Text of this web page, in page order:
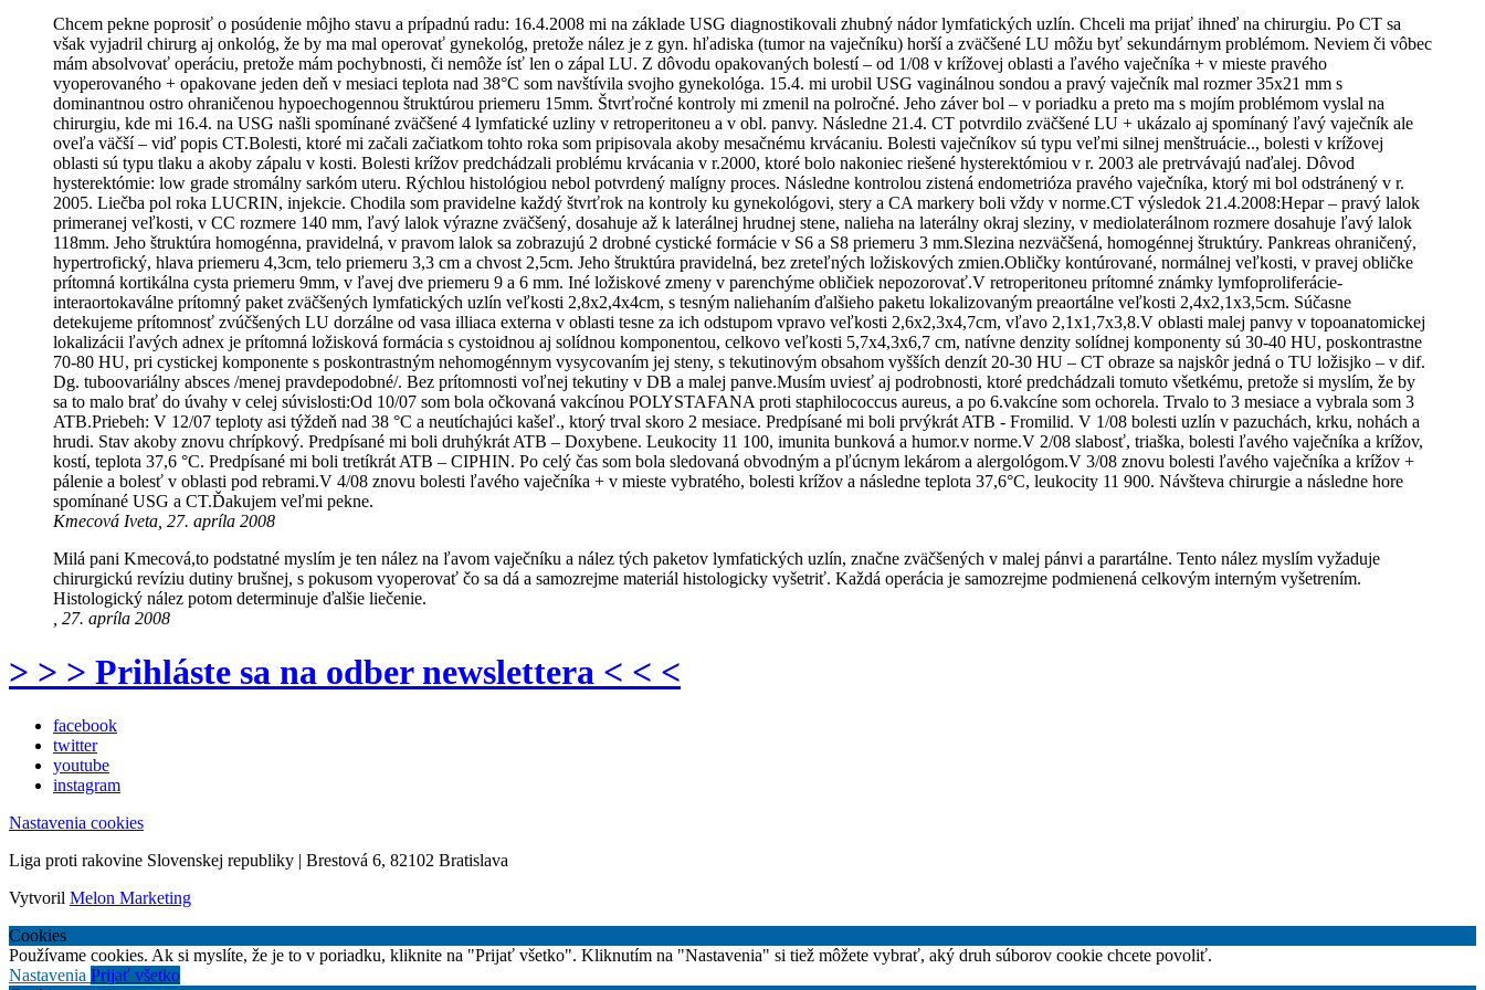
Chcem pekne poprosiť o posúdenie môjho stavu a prípadnú radu: 16.4.2008 mi na základe USG diagnostikovali zhubný nádor lymfatických uzlín. Chceli ma prijať ihneď na chirurgiu. Po CT sa
však vyjadril chirurg aj onkológ, že by ma mal operovať gynekológ, pretože nález je z gyn. hľadiska (tumor na vaječníku) horší a zväčšené LU môžu byť sekundárnym problémom. Neviem či vôbec
mám absolvovať operáciu, pretože mám pochybnosti, či nemôže ísť len o zápal LU. Z dôvodu opakovaných bolestí – od 1/08 v krížovej oblasti a ľavého vaječníka + v mieste pravého
vyoperovaného + opakovane jeden deň v mesiaci teplota nad 38°C som navštívila svojho gynekológa. 15.4. mi urobil USG vaginálnou sondou a pravý vaječník mal rozmer 35x21 mm s
dominantnou ostro ohraničenou hypoechogennou štruktúrou priemeru 15mm. Štvrťročné kontroly mi zmenil na polročné. Jeho záver bol – v poriadku a preto ma s mojím problémom vyslal na
chirurgiu, kde mi 16.4. na USG našli spomínané zväčšené 4 lymfatické uzliny v retroperitoneu a v obl. panvy. Následne 21.4. CT potvrdilo zväčšené LU + ukázalo aj spomínaný ľavý vaječník ale
oveľa väčší – viď popis CT.Bolesti, ktoré mi začali začiatkom tohto roka som pripisovala akoby mesačnému krvácaniu. Bolesti vaječníkov sú typu veľmi silnej menštruácie.., bolesti v krížovej
oblasti sú typu tlaku a akoby zápalu v kosti. Bolesti krížov predchádzali problému krvácania v r.2000, ktoré bolo nakoniec riešené hysterektómiou v r. 2003 ale pretrvávajú naďalej. Dôvod
hysterektómie: low grade stromálny sarkóm uteru. Rýchlou histológiou nebol potvrdený malígny proces. Následne kontrolou zistená endometrióza pravého vaječníka, ktorý mi bol odstránený v r.
2005. Liečba pol roka LUCRIN, injekcie. Chodila som pravidelne každý štvrťrok na kontroly ku gynekológovi, stery a CA markery boli vždy v norme.CT výsledok 21.4.2008:Hepar – pravý lalok
primeranej veľkosti, v CC rozmere 140 mm, ľavý lalok výrazne zväčšený, dosahuje až k laterálnej hrudnej stene, nalieha na laterálny okraj sleziny, v mediolaterálnom rozmere dosahuje ľavý lalok
118mm. Jeho štruktúra homogénna, pravidelná, v pravom lalok sa zobrazujú 2 drobné cystické formácie v S6 a S8 priemeru 3 mm.Slezina nezväčšená, homogénnej štruktúry. Pankreas ohraničený,
hypertrofický, hlava priemeru 4,3cm, telo priemeru 3,3 cm a chvost 2,5cm. Jeho štruktúra pravidelná, bez zreteľných ložiskových zmien.Obličky kontúrované, normálnej veľkosti, v pravej obličke
prítomná kortikálna cysta priemeru 9mm, v ľavej dve priemeru 9 a 6 mm. Iné ložiskové zmeny v parenchýme obličiek nepozorovať.V retroperitoneu prítomné známky lymfoproliferácie-
interaortokaválne prítomný paket zväčšených lymfatických uzlín veľkosti 2,8x2,4x4cm, s tesným naliehaním ďalšieho paketu lokalizovaným preaortálne veľkosti 2,4x2,1x3,5cm. Súčasne
detekujeme prítomnosť zvúčšených LU dorzálne od vasa illiaca externa v oblasti tesne za ich odstupom vpravo veľkosti 2,6x2,3x4,7cm, vľavo 2,1x1,7x3,8.V oblasti malej panvy v topoanatomickej
lokalizácii ľavých adnex je prítomná ložisková formácia s cystoidnou aj solídnou komponentou, celkovo veľkosti 5,7x4,3x6,7 cm, natívne denzity solídnej komponenty sú 30-40 HU, poskontrastne
70-80 HU, pri cystickej komponente s poskontrastným nehomogénnym vysycovaním jej steny, s tekutinovým obsahom vyšších denzít 20-30 HU – CT obraze sa najskôr jedná o TU ložisjko – v dif.
Dg. tuboovariálny absces /menej pravdepodobné/. Bez prítomnosti voľnej tekutiny v DB a malej panve.Musím uviesť aj podrobnosti, ktoré predchádzali tomuto všetkému, pretože si myslím, že by
sa to malo brať do úvahy v celej súvislosti:Od 10/07 som bola očkovaná vakcínou POLYSTAFANA proti staphilococcus aureus, a po 6.vakcíne som ochorela. Trvalo to 3 mesiace a vybrala som 3
ATB.Priebeh: V 12/07 teploty asi týždeň nad 38 °C a neutíchajúci kašeľ., ktorý trval skoro 2 mesiace. Predpísané mi boli prvýkrát ATB - Fromilid. V 1/08 bolesti uzlín v pazuchách, krku, nohách a
hrudi. Stav akoby znovu chrípkový. Predpísané mi boli druhýkrát ATB – Doxybene. Leukocity 11 100, imunita bunková a humor.v norme.V 2/08 slabosť, triaška, bolesti ľavého vaječníka a krížov,
kostí, teplota 37,6 °C. Predpísané mi boli tretíkrát ATB – CIPHIN. Po celý čas som bola sledovaná obvodným a pľúcnym lekárom a alergológom.V 3/08 znovu bolesti ľavého vaječníka a krížov +
pálenie a bolesť v oblasti pod rebrami.V 4/08 znovu bolesti ľavého vaječníka + v mieste vybratého, bolesti krížov a následne teplota 37,6°C, leukocity 11 900. Návšteva chirurgie a následne hore
spomínané USG a CT.Ďakujem veľmi pekne.
Kmecová Iveta, 27. apríla 2008
Milá pani Kmecová,to podstatné myslím je ten nález na ľavom vaječníku a nález tých paketov lymfatických uzlín, značne zväčšených v malej pánvi a parartálne. Tento nález myslím vyžaduje
chirurgickú revíziu dutiny brušnej, s pokusom vyoperovať čo sa dá a samozrejme materiál histologicky vyšetriť. Každá operácia je samozrejme podmienená celkovým interným vyšetrením.
Histologický nález potom determinuje ďalšie liečenie.
, 27. apríla 2008
> > > Prihláste sa na odber newslettera < < <
facebook
twitter
youtube
instagram
Nastavenia cookies
Liga proti rakovine Slovenskej republiky | Brestová 6, 82102 Bratislava
Vytvoril Melon Marketing
Cookies
Používame cookies. Ak si myslíte, že je to v poriadku, kliknite na "Prijať všetko". Kliknutím na "Nastavenia" si tiež môžete vybrať, aký druh súborov cookie chcete povoliť.
Nastavenia Prijať všetko